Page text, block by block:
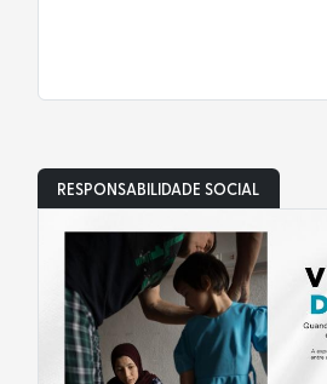
RESPONSABILIDADE SOCIAL